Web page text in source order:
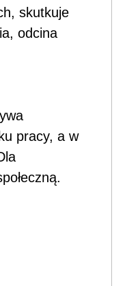
skutkuje
odcina
pracy, a w